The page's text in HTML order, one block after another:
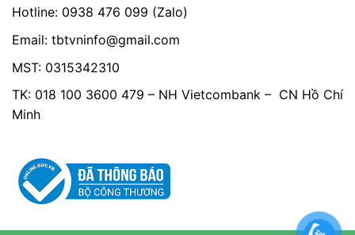
Hotline: 0938 476 099 (Zalo)
Email: tbtvninfo@gmail.com
MST: 0315342310
TK: 018 100 3600 479 – NH Vietcombank – CN Hồ Chí
Minh